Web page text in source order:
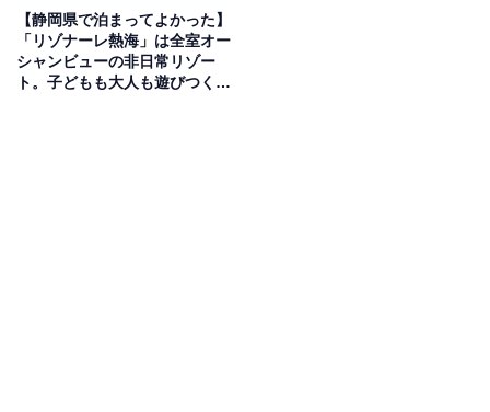
【静岡県で泊まってよかった】
「リゾナーレ熱海」は全室オー
シャンビューの非日常リゾー
ト。子どもも大人も遊びつくせ